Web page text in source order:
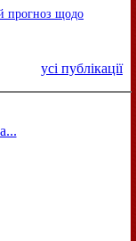
прогноз щодо
усі публікації